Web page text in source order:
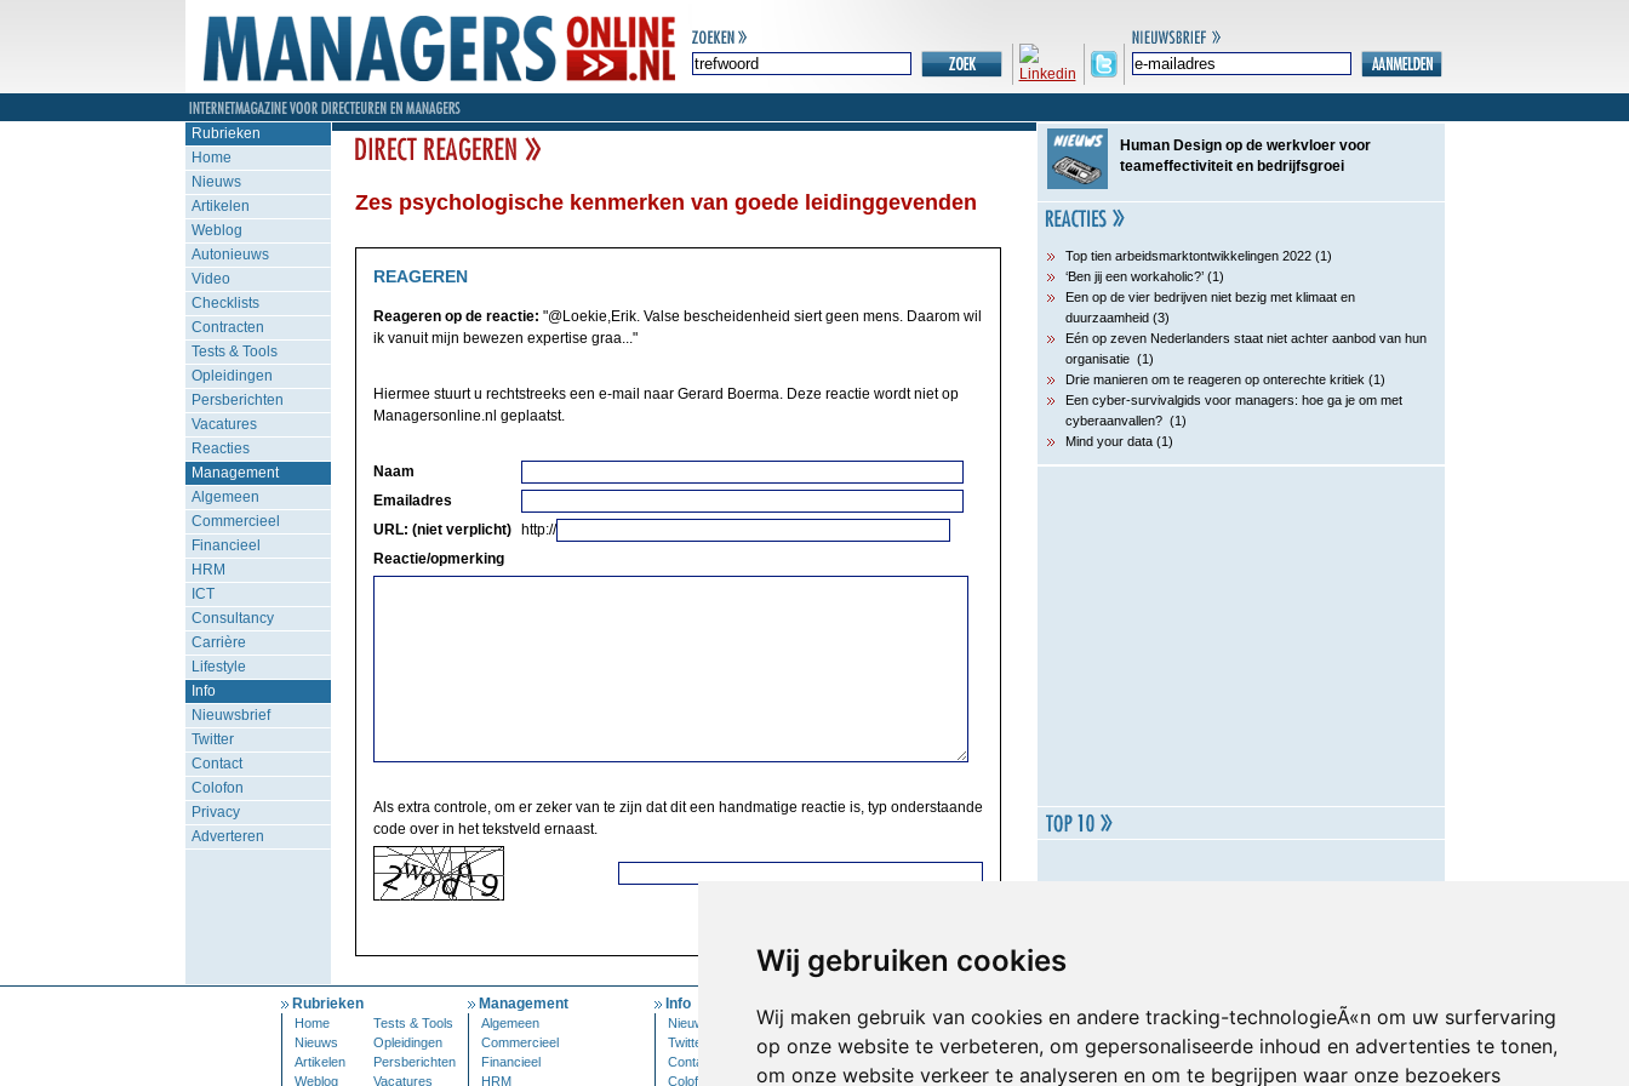
Wij gebruiken cookies
Wij maken gebruik van cookies en andere tracking-technologieÃ«n om uw surfervaring
op onze website te verbeteren, om gepersonaliseerde inhoud en advertenties te tonen,
om onze website verkeer te analyseren en om te begrijpen waar onze bezoekers
Rubrieken
Home
Nieuws
Artikelen
Weblog
Autonieuws
Video
Checklists
Contracten
Tests & Tools
Opleidingen
Persberichten
Vacatures
Reacties
Management
Algemeen
Commercieel
Financieel
HRM
ICT
Consultancy
Carrière
Lifestyle
Info
Nieuwsbrief
Twitter
Contact
Colofon
Privacy
Adverteren
Zes psychologische kenmerken van goede leidinggevenden
REAGEREN
Reageren op de reactie: "@Loekie,Erik. Valse bescheidenheid siert geen mens. Daarom wil
ik vanuit mijn bewezen expertise graa..."
Hiermee stuurt u rechtstreeks een e-mail naar Gerard Boerma. Deze reactie wordt niet op
Managersonline.nl geplaatst.
Naam
Emailadres
URL: (niet verplicht)
http://
Reactie/opmerking
Als extra controle, om er zeker van te zijn dat dit een handmatige reactie is, typ onderstaande
code over in het tekstveld ernaast.
Human Design op de werkvloer voor
teameffectiviteit en bedrijfsgroei
Top tien arbeidsmarktontwikkelingen 2022 (1)
‘Ben jij een workaholic?’ (1)
Een op de vier bedrijven niet bezig met klimaat en
duurzaamheid (3)
Eén op zeven Nederlanders staat niet achter aanbod van hun
organisatie (1)
Drie manieren om te reageren op onterechte kritiek (1)
Een cyber-survivalgids voor managers: hoe ga je om met
cyberaanvallen? (1)
Mind your data (1)
Rubrieken
Home
Tests & Tools
Nieuws
Opleidingen
Artikelen
Persberichten
Weblog
Vacatures
Management
Algemeen
Commercieel
Financieel
HRM
Info
Nieuwsbrief
Twitter
Contact
Colofon
Inloggen